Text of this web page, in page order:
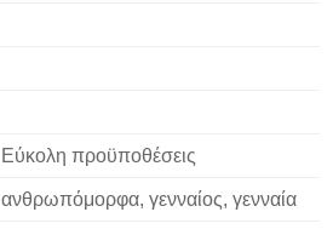
Εύκολη προϋποθέσεις
ανθρωπόμορφα, γενναίος, γενναία